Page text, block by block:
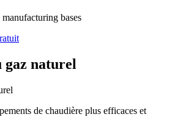
bases
gaz naturel
de chaudière plus efficaces et